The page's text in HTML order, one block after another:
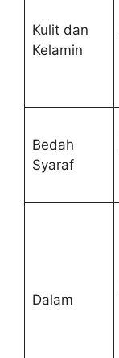
Kulit dan
Kelamin
Bedah
Syaraf
Dalam